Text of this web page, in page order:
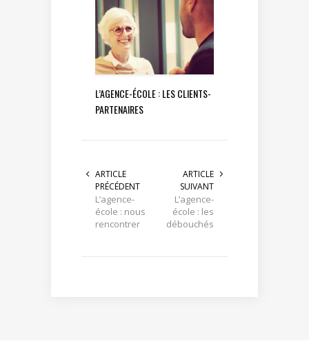
L’AGENCE-ÉCOLE : LES CLIENTS-
PARTENAIRES
ARTICLE
PRÉCÉDENT
L’agence-
école : nous
rencontrer
ARTICLE
SUIVANT
L’agence-
école : les
débouchés